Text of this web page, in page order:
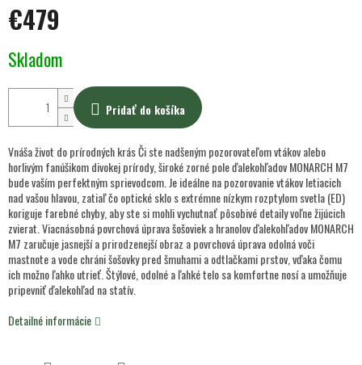
je
0,0
5
€479
cena:
Skladom
Pridať do košíka
Vnáša život do prírodných krás Či ste nadšeným pozorovateľom vtákov alebo
horlivým fanúšikom divokej prírody, široké zorné pole ďalekohľadov MONARCH M7
bude vaším perfektným sprievodcom. Je ideálne na pozorovanie vtákov letiacich
nad vašou hlavou, zatiaľ čo optické sklo s extrémne nízkym rozptylom svetla (ED)
koriguje farebné chyby, aby ste si mohli vychutnať pôsobivé detaily voľne žijúcich
zvierat. Viacnásobná povrchová úprava šošoviek a hranolov ďalekohľadov MONARCH
M7 zaručuje jasnejší a prirodzenejší obraz a povrchová úprava odolná voči
mastnote a vode chráni šošovky pred šmuhami a odtlačkami prstov, vďaka čomu
ich možno ľahko utrieť. Štýlové, odolné a ľahké telo sa komfortne nosí a umožňuje
pripevniť ďalekohľad na statív.
Detailné informácie